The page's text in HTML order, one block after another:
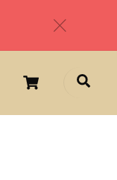
c
Cart